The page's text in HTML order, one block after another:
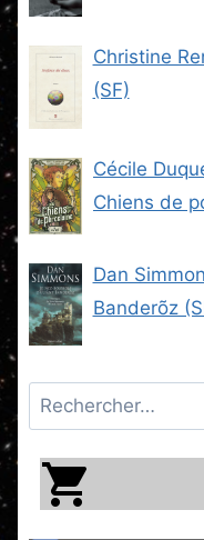
Christine
(SF)
Cécile
Chiens de
Dan
Banderõz
Rechercher :